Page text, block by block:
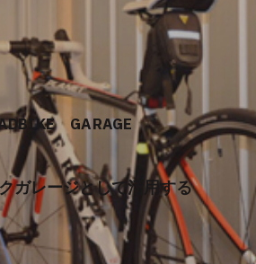
GARAGE
ガレージとして活用する